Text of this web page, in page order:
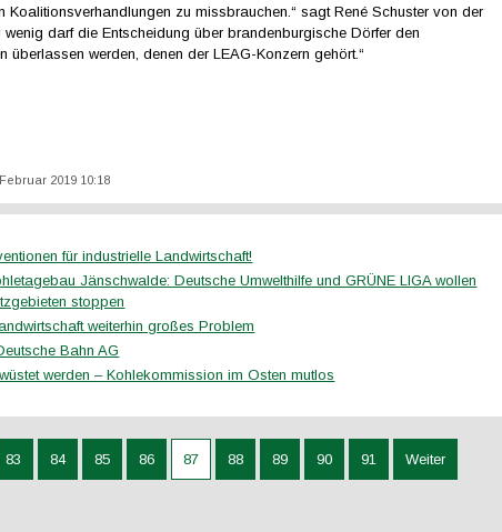
Koalitionsverhandlungen zu missbrauchen.“ sagt René Schuster von der
wenig darf die Entscheidung über brandenburgische Dörfer den
überlassen werden, denen der LEAG-Konzern gehört.“
2019 10:18
für industrielle Landwirtschaft!
Jänschwalde: Deutsche Umwelthilfe und GRÜNE LIGA wollen
stoppen
weiterhin großes Problem
Bahn AG
werden – Kohlekommission im Osten mutlos
83 84 85 86 87 88 89 90 91 Weiter